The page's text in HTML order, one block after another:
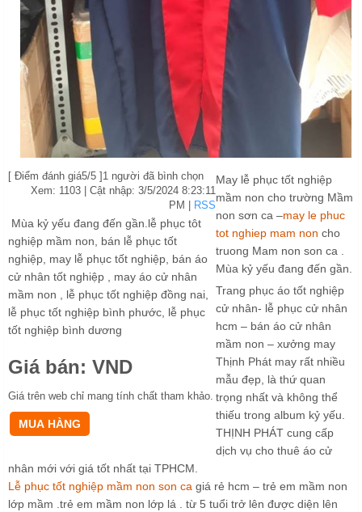
[ Điểm đánh giá5/5 ] 1 người đã bình chọn
Xem: 1103| Cật nhập: 3/5/2024 8:23:11
PM
RSS
Mùa kỷ yếu đang đến gần.lễ phục tôt
nghiệp mầm non, bán lễ phục tốt
nghiệp, may lễ phục tốt nghiệp, bán áo
cử nhân tốt nghiệp , may áo cử nhân
mầm non , lễ phục tốt nghiệp đồng nai,
lễ phục tốt nghiệp bình phước, lễ phục
tốt nghiệp bình dương
Giá bán: VND
Giá trên web chỉ mang tính chất tham khảo.
May lễ phục tốt nghiệp
mầm non cho trường Mầm
non sơn ca –may le phuc
tot nghiep mam non cho
truong Mam non son ca .
Mùa kỷ yếu đang đến gần.
Trang phục áo tốt nghiệp
cử nhân- lễ phục cử nhân
hcm – bán áo cử nhân
mầm non – xưởng may
Thịnh Phát may rất nhiều
mẫu đẹp, là thứ quan
trọng nhất và không thể
thiếu trong album kỷ yếu.
THỊNH PHÁT cung cấp
dịch vụ cho thuê áo cử
nhân mới với giá tốt nhất tại TPHCM.
Lễ phục tốt nghiệp mầm non son ca giá rẻ hcm – trẻ em mầm non
lớp mầm .trẻ em mầm non lớp lá . từ 5 tuổi trở lên được diện lên